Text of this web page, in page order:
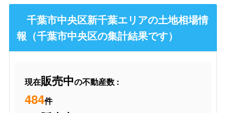
千葉市中央区新千葉エリアの土地相場情
報（千葉市中央区の集計結果です）
現在販売中の不動産数 :
484件